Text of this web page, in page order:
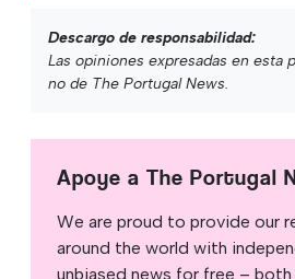
Descargo de responsabilidad:
Las opiniones expresadas en esta
no de The Portugal News.
Apoye a The Portugal
We are proud to provide our
around the world with
unbiased news for free – both